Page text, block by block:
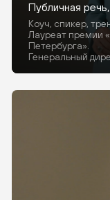
Публичная
Коуч, спикер,
Лауреат премии
Петербурга».
Генеральный